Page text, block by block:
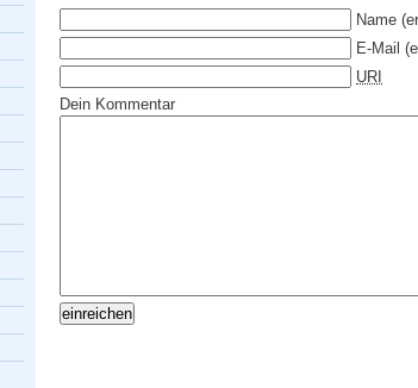
Name
E-Mail
URI
Dein Kommentar